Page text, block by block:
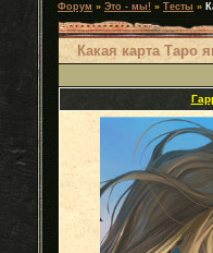
Форум » Это - мы! » Тесты »
Какая карта Таро